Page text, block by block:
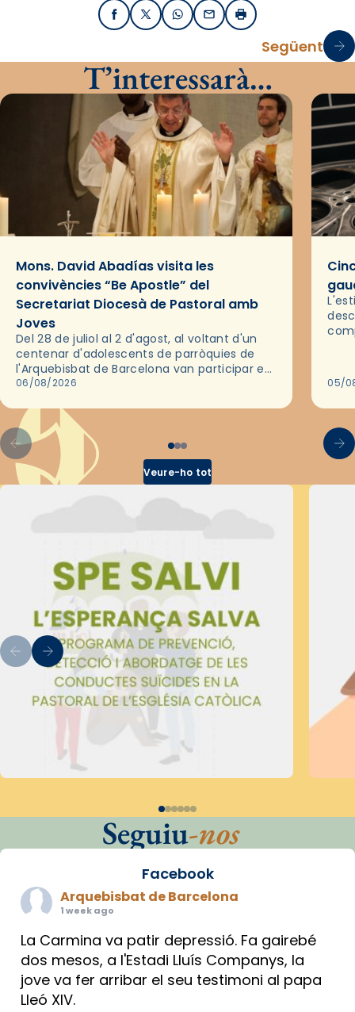
FacebookX / TwitterWhatsApp
EmailImprimir
Següent
T’interessarà…
Mons. David Abadías visita les
convivències “Be Apostle” del
Secretariat Diocesà de Pastoral amb
Joves
Del 28 de juliol al 2 d'agost, al voltant d'un
centenar d'adolescents de parròquies de
l'Arquebisbat de Barcelona van participar en
les convivències Be Apostle, organitzades
06/08/2026 05/
Veure-ho tot
Seguiu-nos
Facebook
Arquebisbat de Barcelona
1 week ago
La Carmina va patir depressió. Fa gairebé
dos mesos, a l'Estadi Lluís Companys, la
jove va fer arribar el seu testimoni al papa
Lleó XIV.